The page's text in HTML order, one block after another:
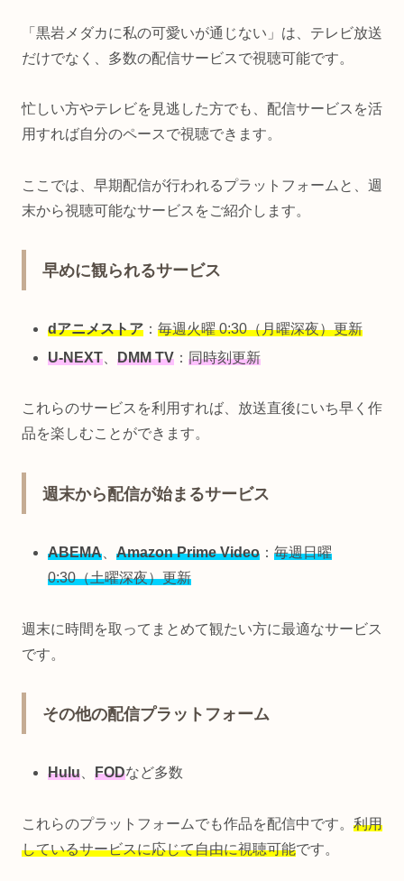
「黒岩メダカに私の可愛いが通じない」は、テレビ放送
だけでなく、多数の配信サービスで視聴可能です。
忙しい方やテレビを見逃した方でも、配信サービスを活
用すれば自分のペースで視聴できます。
ここでは、早期配信が行われるプラットフォームと、週
末から視聴可能なサービスをご紹介します。
早めに観られるサービス
dアニメストア ：毎週火曜 0:30（月曜深夜）更新
U-NEXT 、DMM TV ：同時刻更新
これらのサービスを利用すれば、放送直後にいち早く作
品を楽しむことができます。
週末から配信が始まるサービス
ABEMA 、Amazon Prime Video ：毎週日曜
0:30（土曜深夜）更新
週末に時間を取ってまとめて観たい方に最適なサービス
です。
その他の配信プラットフォーム
Hulu 、FODなど多数
これらのプラットフォームでも作品を配信中です。 利用
しているサービスに応じて自由に視聴可能です。